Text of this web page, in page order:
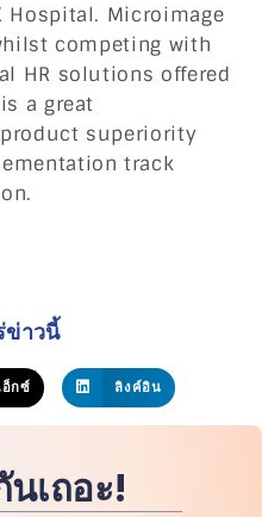
Hospital. Microimage
competing with
HR solutions offered
a great
product superiority
track
ข่าวนี้
อ็กซ์ ลิงค์อิน
เถอะ!